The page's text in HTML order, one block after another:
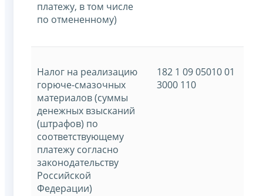
платежу, в том числе
по отмененному)
Налог на реализацию
горюче-смазочных
материалов (суммы
денежных взысканий
(штрафов) по
соответствующему
платежу согласно
законодательству
Российской
Федерации)
182 1 09 05010 01
3000 110